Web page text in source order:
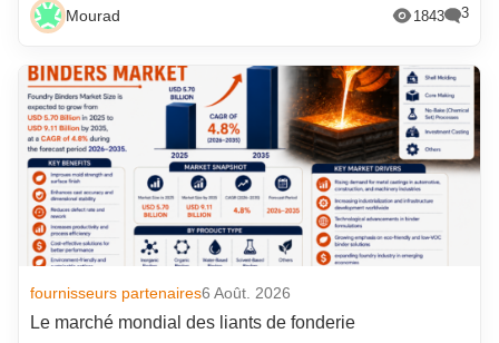
Mourad 1843 3
fournisseurs partenaires6 Août. 2026
Le marché mondial des liants de fonderie